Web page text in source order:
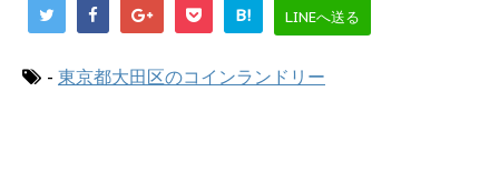
B! LINEへ送る
- 東京都大田区のコインランドリー